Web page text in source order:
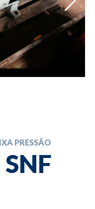
PRESSÃO